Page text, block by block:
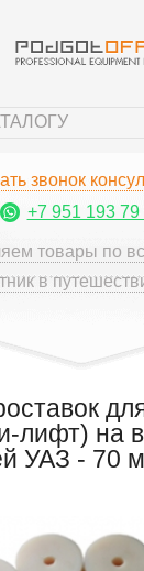
звонок
+7 951 193 79
товары по
в
лифт) на
УАЗ - 70